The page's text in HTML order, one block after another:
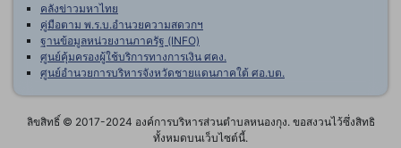
คลังข่าวมหาไทย
คู่มือตาม พ.ร.บ.อำนวยความสดวกฯ
ฐานข้อมูลหน่วยงานภาครัฐ (INFO)
ศูนย์คุ้มครองผู้ใช้บริการทางการเงิน ศคง.
ศูนย์อำนวยการบริหารจังหวัดชายแดนภาคใต้ ศอ.บต.
ลิขสิทธิ์ © 2017-2024 องค์การบริหารส่วนตำบลหนองกุง. ขอสงวนไว้ซึ่งสิทธิ
ทั้งหมดบนเว็บไซต์นี้.